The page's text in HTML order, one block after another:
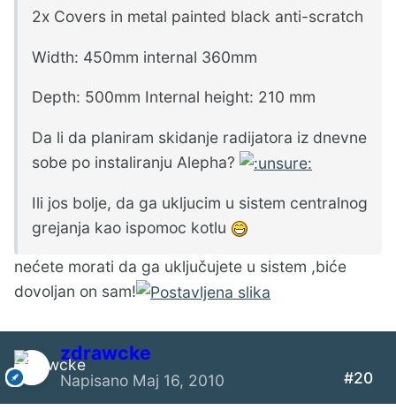
2x Covers in metal painted black anti-scratch
Width: 450mm internal 360mm
Depth: 500mm Internal height: 210 mm
Da li da planiram skidanje radijatora iz dnevne
sobe po instaliranju Alepha?
Ili jos bolje, da ga ukljucim u sistem centralnog
grejanja kao ispomoc kotlu
nećete morati da ga uključujete u sistem ,biće
dovoljan on sam!
zdrawcke
Napisano Maj 16, 2010 #20